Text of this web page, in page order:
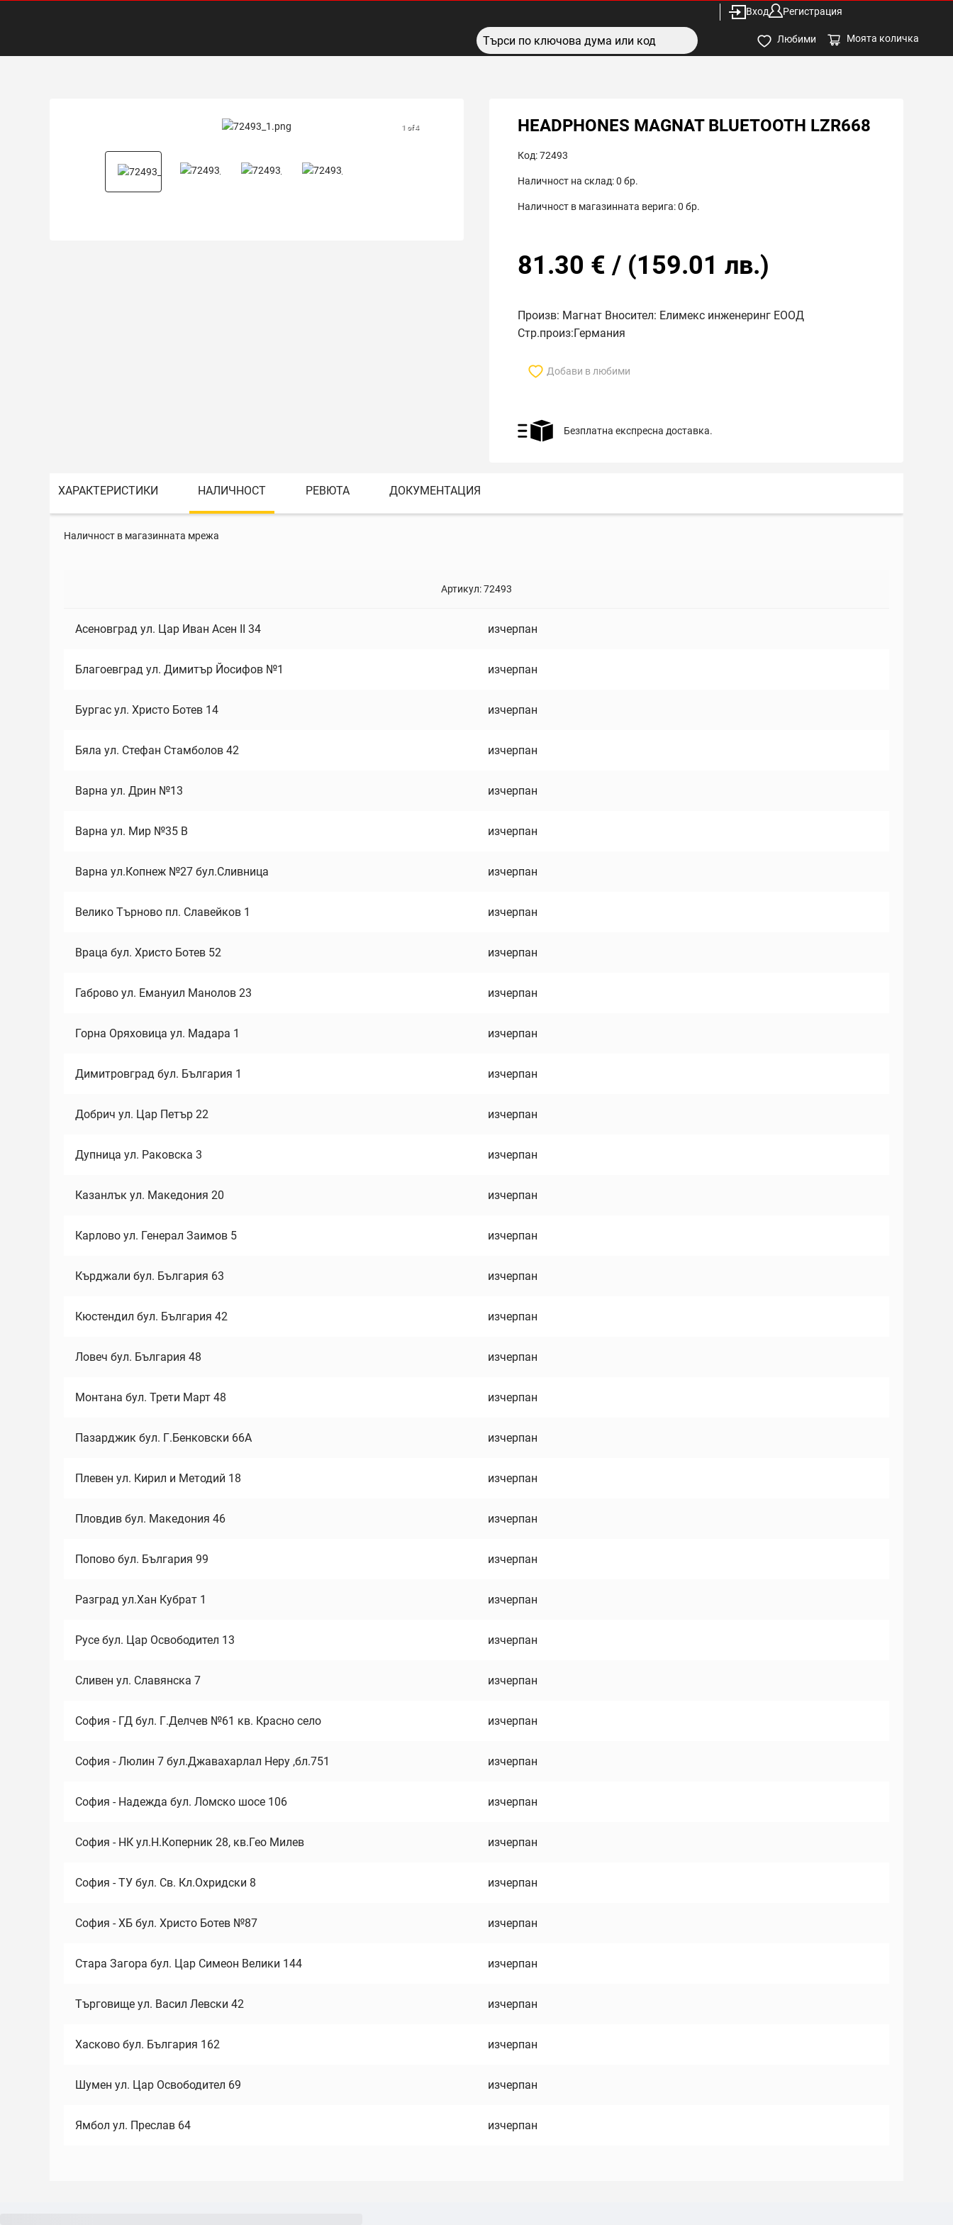
Вход Регистрация
Любими Моята количка
1 of 4 HEADPHONES MAGNAT BLUETOOTH LZR668
Код:72493
Наличност на склад:0 бр.
Наличност в магазинната верига:0 бр.
81.30 € / (159.01 лв.)
Произв: Магнат Вносител: Елимекс инженеринг ЕООД
Стр.произ:Германия
Добави в любими
Безплатна експресна доставка.
ХАРАКТЕРИСТИКИ НАЛИЧНОСТ РЕВЮТА ДОКУМЕНТАЦИЯ
Наличност в магазинната мрежа
Артикул:72493
Асеновград ул. Цар Иван Асен II 34 изчерпан
Благоевград ул. Димитър Йосифов №1 изчерпан
Бургас ул. Христо Ботев 14 изчерпан
Бяла ул. Стефан Стамболов 42 изчерпан
Варна ул. Дрин №13 изчерпан
Варна ул. Мир №35 В изчерпан
Варна ул.Копнеж №27 бул.Сливница изчерпан
Велико Търново пл. Славейков 1 изчерпан
Враца бул. Христо Ботев 52 изчерпан
Габрово ул. Емануил Манолов 23 изчерпан
Горна Оряховица ул. Мадара 1 изчерпан
Димитровград бул. България 1 изчерпан
Добрич ул. Цар Петър 22 изчерпан
Дупница ул. Раковска 3 изчерпан
Казанлък ул. Македония 20 изчерпан
Карлово ул. Генерал Заимов 5 изчерпан
Кърджали бул. България 63 изчерпан
Кюстендил бул. България 42 изчерпан
Ловеч бул. България 48 изчерпан
Монтана бул. Трети Март 48 изчерпан
Пазарджик бул. Г.Бенковски 66А изчерпан
Плевен ул. Кирил и Методий 18 изчерпан
Пловдив бул. Македония 46 изчерпан
Попово бул. България 99 изчерпан
Разград ул.Хан Кубрат 1 изчерпан
Русе бул. Цар Освободител 13 изчерпан
Сливен ул. Славянска 7 изчерпан
София - ГД бул. Г.Делчев №61 кв. Красно село изчерпан
София - Люлин 7 бул.Джавахарлал Неру ,бл.751 изчерпан
София - Надежда бул. Ломско шосе 106 изчерпан
София - НК ул.Н.Коперник 28, кв.Гео Милев изчерпан
София - ТУ бул. Св. Кл.Охридски 8 изчерпан
София - ХБ бул. Христо Ботев №87 изчерпан
Стара Загора бул. Цар Симеон Велики 144 изчерпан
Търговище ул. Васил Левски 42 изчерпан
Хасково бул. България 162 изчерпан
Шумен ул. Цар Освободител 69 изчерпан
Ямбол ул. Преслав 64 изчерпан